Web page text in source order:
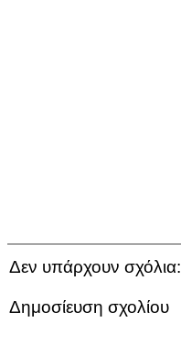
Δεν υπάρχουν σχόλια:
Δημοσίευση σχολίου